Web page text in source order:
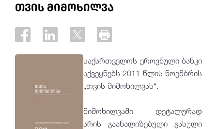
თვის მიმოხილვა
საქართველოს ეროვნული ბანკი
აქვეყნებს 2011 წლის ნოემბრის
„თვის მიმოხილვას“.
მიმოხილვაში დეტალურად
არის გაანალიზებული გასული